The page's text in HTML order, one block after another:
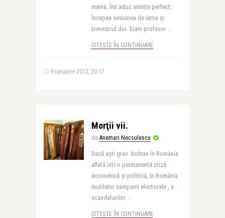
mama. Îmi aduc aminte perfect.
Începea sesiunea de iarna şi
trimestrul doi. Eram profesor ..
CITEȘTE ÎN CONTINUARE
9 ianuarie 2012, 20:17
Morţii vii.
de Anemari Necsulescu
Dacă eşti grav bolnav în România
aflată într-o permanentă criză
economică şi politică, în România
inutilelor campanii electorale , a
scandalurilor ..
CITEȘTE ÎN CONTINUARE